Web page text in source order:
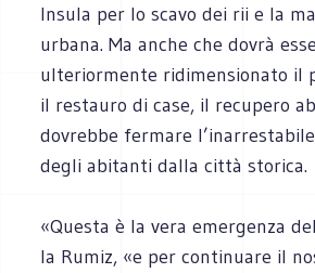
Insula per lo scavo dei rii e la
urbana. Ma anche che dovrà
ulteriormente ridimensionato il
il restauro di case, il recupero
dovrebbe fermare
degli abitanti dalla città storica.
«Questa è la vera emergenza
la Rumiz, «e per continuare il